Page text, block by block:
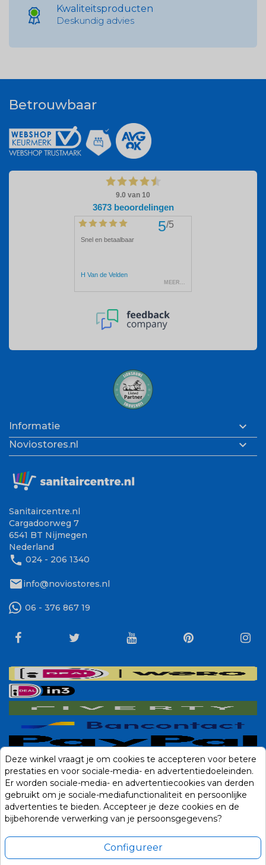
Kwaliteitsproducten
Deskundig advies
Betrouwbaar
Informatie 
Noviostores.nl 
Sanitaircentre.nl
Cargadoorweg 7
6541 BT Nijmegen
Nederland
phone 024 - 206 1340
mailinfo@noviostores.nl
06 - 376 867 19
Deze winkel vraagt je om cookies te accepteren voor betere
prestaties en voor sociale-media- en advertentiedoeleinden.
Er worden sociale-media- en advertentiecookies van derden
gebruikt om je sociale-mediafunctionaliteit en persoonlijke
advertenties te bieden. Accepteer je deze cookies en de
bijbehorende verwerking van je persoonsgegevens?
Configureer